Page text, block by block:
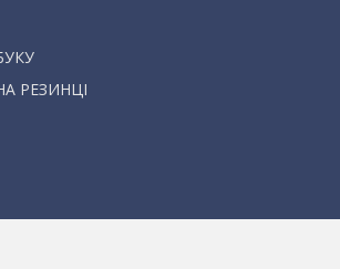
РЕЗИНЦІ